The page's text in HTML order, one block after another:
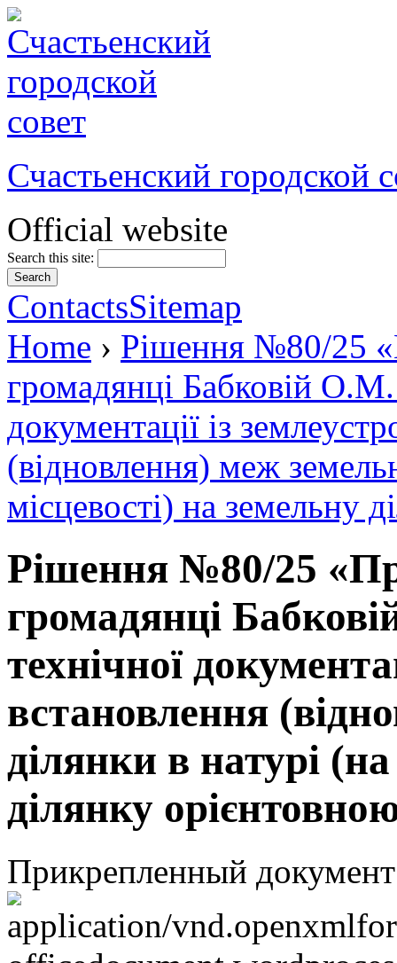
Счастьенский городской
Official website
Search this site:
ContactsSitemap
Home › Рішення №80/25
громадянці Бабковій О.М.
документації із
(відновлення) меж
місцевості) на земельну
Рішення №80/25
громадянці
технічної
встановлення
ділянки в натурі
ділянку
Прикрепленный